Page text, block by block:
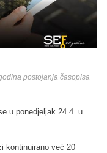
postojanja časopisa
u ponedjeljak 24.4. u
kontinuirano već 20